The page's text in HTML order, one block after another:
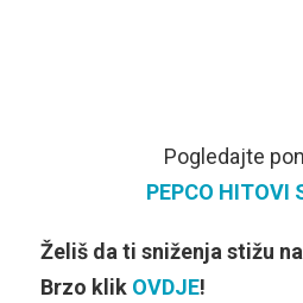
Pogledajte
PEPCO HITOVI
Želiš da ti sniženja stižu
Brzo klik OVDJE!